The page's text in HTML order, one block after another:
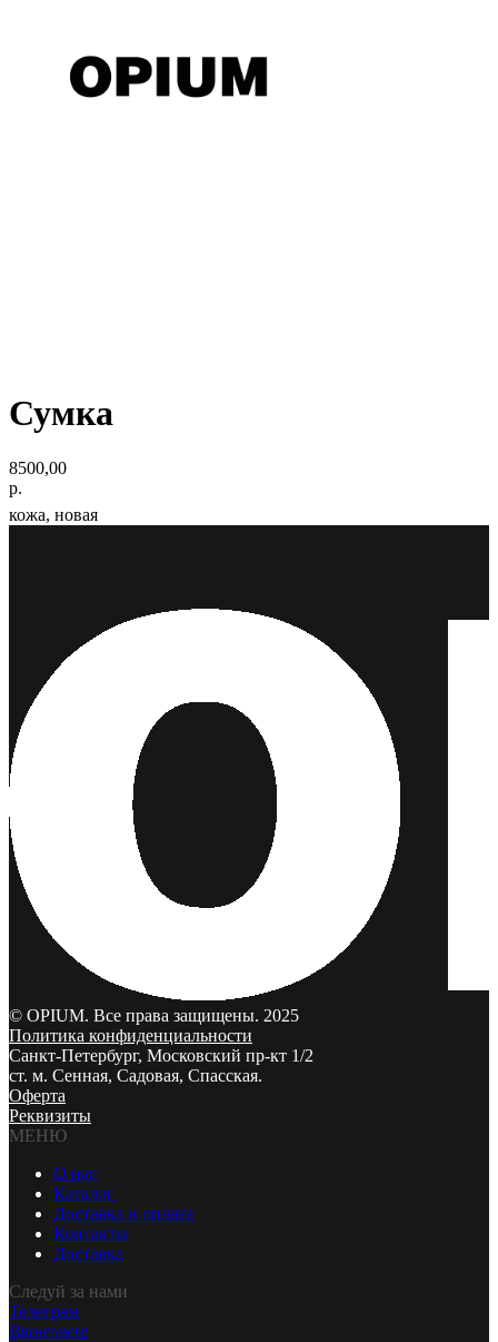
Сумка
8500,00
р.
кожа, новая
© OPIUM. Все права защищены. 2025
Политика конфиденциальности
Санкт-Петербург, Московский пр-кт 1/2
ст. м. Сенная, Садовая, Спасская.
Оферта
Реквизиты
МЕНЮ
О нас
Каталог
Доставка и оплата
Контакты
Доставка
Следуй за нами
Телеграм
Вконтакте